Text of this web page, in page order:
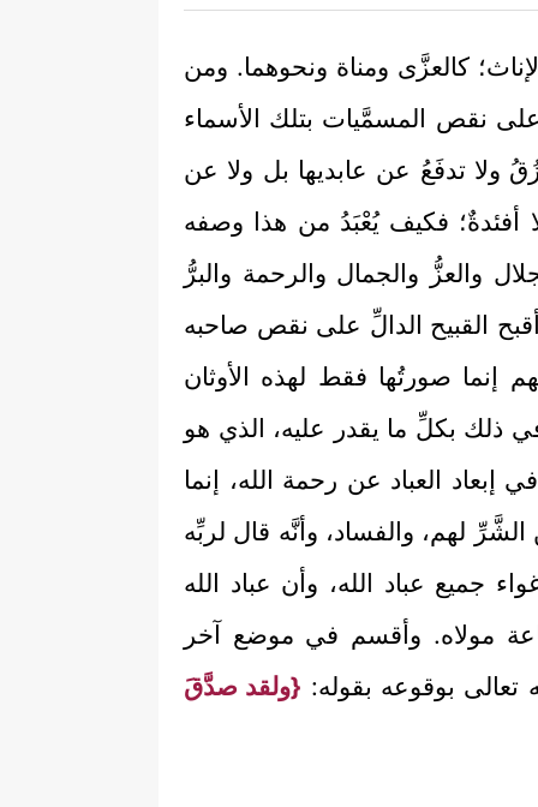
كالعزَّى ومناة ونحوهما. ومن
نقص المسمَّيات بتلك الأسماء
ولا تدفَعُ عن عابديها بل ولا عن
أفئدةٌ؛ فكيف يُعْبَدُ من هذا وصفه
والعزُّ والجمال والرحمة والبرُّ
أقبح القبيح الدالِّ على نقص صاحبه
إنما صورتُها فقط لهذه الأوثان
ذلك بكلِّ ما يقدر عليه، الذي هو
العباد عن رحمة الله، إنما
لهم، والفساد، وأنَّه قال لربِّه
جميع عباد الله، وأن عباد الله
مولاه. وأقسم في موضع آخر
تعالى بوقوعه بقوله: {ولقد صدَّقَ